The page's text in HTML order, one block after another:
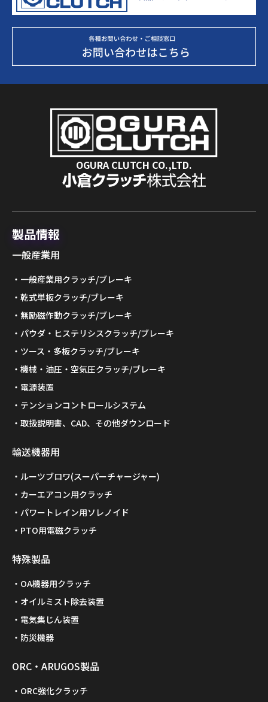
OGURA CLUTCH CO.,LTD.
製品情報
一般産業用
一般産業用クラッチ/ブレーキ
乾式単板クラッチ/ブレーキ
無励磁作動クラッチ/ブレーキ
パウダ・ヒステリシスクラッチ/ブレーキ
ツース・多板クラッチ/ブレーキ
機械・油圧・空気圧クラッチ/ブレーキ
電源装置
テンションコントロールシステム
取扱説明書、CAD、その他ダウンロード
輸送機器用
ルーツブロワ(スーパーチャージャー)
カーエアコン用クラッチ
パワートレイン用ソレノイド
PTO用電磁クラッチ
特殊製品
OA機器用クラッチ
オイルミスト除去装置
電気集じん装置
防災機器
ORC・ARUGOS製品
ORC強化クラッチ